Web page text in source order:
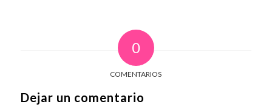
0
COMENTARIOS
Dejar un comentario